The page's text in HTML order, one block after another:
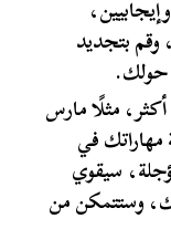
وقم بتجديد
حولك.
مثلًا مارس
في
سيقوي
وستتمكن من